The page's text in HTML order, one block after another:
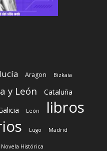
Aragon Bizkaia
y León Cataluña
León
libros
Lugo Madrid
Novela Histórica